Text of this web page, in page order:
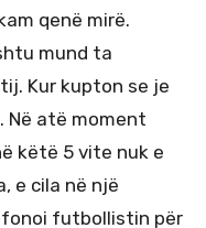
qenë mirë.
mund ta
Kur kupton se je
Në atë moment
këtë 5 vite nuk e
e cila në një
futbollistin për